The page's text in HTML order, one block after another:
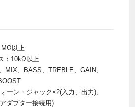
以上
：10kΩ以上
MIX、BASS、TREBLE、GAIN、
ーン・ジャック×2(入力、出力)、
ダプター接続用)